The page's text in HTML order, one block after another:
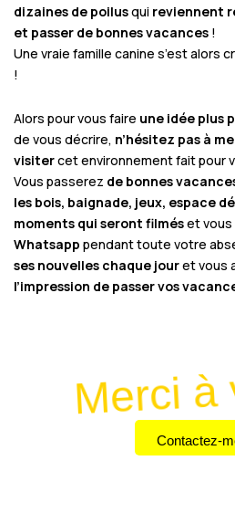
dizaines de poilusqui reviennent
et passer de bonnes vacances!
Une vraie famille canine s’est alors
!
Alors pour vous faire une idée plus
de vous décrire, n’hésitez pas à
visitercet environnement fait pour
Vous passerez de bonnes
les bois, baignade, jeux, espace
moments qui seront filméset vous
Whatsapp pendant toute votre
ses nouvelles chaque jouret vous
l’impression de passer vos
Merci à
Contactez-